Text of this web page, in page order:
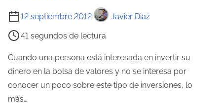
12 septiembre 2012 Javier Diaz
T
e
m
p
o
d
41 segundos de lectura
Cuando una persona está interesada en invertir su
dinero en la bolsa de valores y no se interesa por
conocer un poco sobre este tipo de inversiones, lo
más…